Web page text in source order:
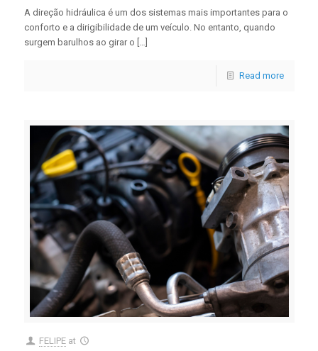
A direção hidráulica é um dos sistemas mais importantes para o
conforto e a dirigibilidade de um veículo. No entanto, quando
surgem barulhos ao girar o […]
Read more
FELIPE at